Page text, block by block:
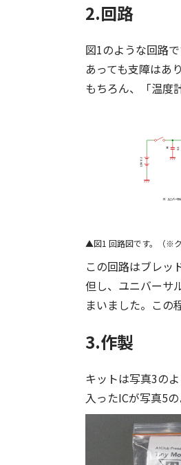
2.回路
図1のような回路
あっても支障はあ
もちろん、「温度
図1 回路図です。（※
この回路はブレッ
但し、ユニバーサ
まいました。この
3.作製
キットは写真3の
入ったICが写真5